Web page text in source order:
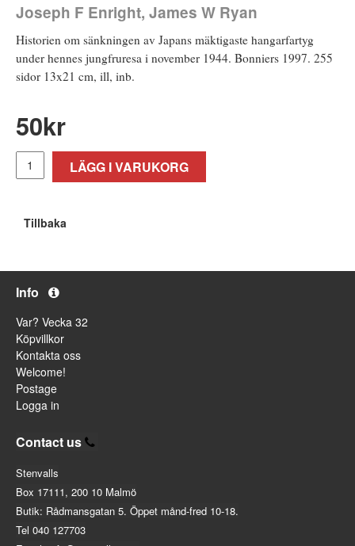
Joseph F Enright, James W Ryan
Historien om sänkningen av Japans mäktigaste hangarfartyg
under hennes jungfruresa i november 1944. Bonniers 1997. 255
sidor 13x21 cm, ill, inb.
50kr
LÄGG I VARUKORG
Tillbaka
Info
Var? Vecka 32
Köpvillkor
Kontakta oss
Welcome!
Postage
Logga in
Contact us
Stenvalls
Box 17111, 200 10 Malmö
Butik: Rådmansgatan 5. Öppet månd-fred 10-18.
Tel 040 127703